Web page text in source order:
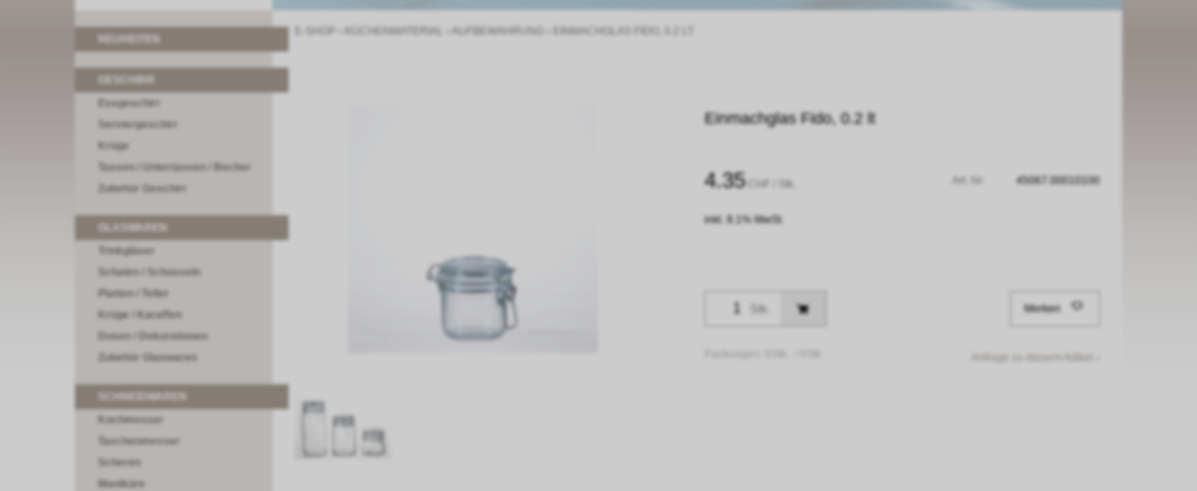
Essgeschirr
Serviergeschirr
Krüge
Tassen / Untertassen / Becher
Zubehör Geschirr
Trinkgläser
Schalen / Schüsseln
Platten / Teller
Krüge / Karaffen
Dosen / Dekorationen
Zubehör Glaswaren
Kochmesser
Taschenmesser
Scheren
Maniküre
Einmachglas Fido, 0.2 lt
4.35 / Stk.
inkl. 8.1% MwSt.
45067.00010100
Stk. Merken
Anfrage zu diesem Artikel ›